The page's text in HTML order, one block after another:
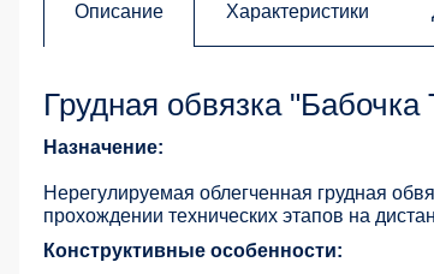
Описание Характеристики
Грудная обвязка
Назначение:
Нерегулируемая облегченная грудная
прохождении технических этапов на
Конструктивные особенности: